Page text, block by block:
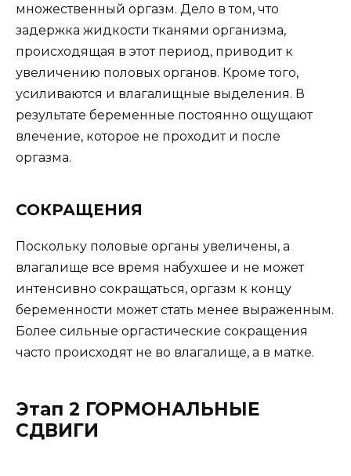
множественный оргазм. Дело в том, что
задержка жидкости тканями организма,
происходящая в этот период, приводит к
увеличению половых органов. Кроме того,
усиливаются и влагалищные выделения. В
результате беременные постоянно ощущают
влечение, которое не проходит и после
оргазма.
СОКРАЩЕНИЯ
Поскольку половые органы увеличены, а
влагалище все время набухшее и не может
интенсивно сокращаться, оргазм к концу
беременности может стать менее выраженным.
Более сильные оргастические сокращения
часто происходят не во влагалище, а в матке.
Этап 2 ГОРМОНАЛЬНЫЕ
СДВИГИ